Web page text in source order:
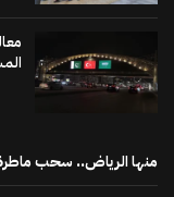
منها الرياض.. سحب ماطرة